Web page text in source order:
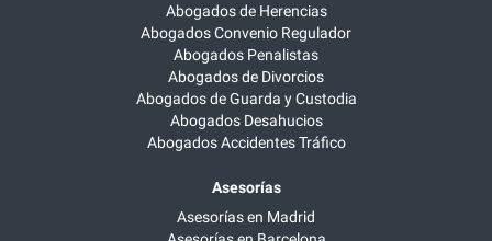
Abogados de Herencias
Abogados Convenio Regulador
Abogados Penalistas
Abogados de Divorcios
Abogados de Guarda y Custodia
Abogados Desahucios
Abogados Accidentes Tráfico
Asesorías
Asesorías en Madrid